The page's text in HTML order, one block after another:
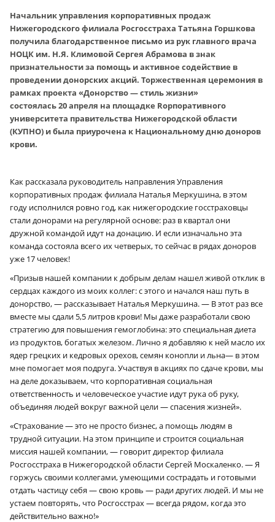
Начальник управления корпоративных продаж
Нижегородского филиала Росгосстраха Татьяна Горшкова
получила благодарственное письмо из рук главного врача
НОЦК им. Н.Я. Климовой Сергея Абрамова в знак
признательности за помощь и активное содействие в
проведении донорских акций. Торжественная церемония в
рамках проекта «Донорство — стиль жизни»
состоялась 20 апреля на площадке Rорпоративного
университета правительства Нижегородской области
(КУПНО) и была приурочена к Национальному дню доноров
крови.
Как рассказала руководитель направления Управления
корпоративных продаж филиала Наталья Меркушина, в этом
году исполнился ровно год, как нижегородские госстраховцы
стали донорами на регулярной основе: раз в квартал они
дружной командой идут на донацию. И если изначально эта
команда состояла всего их четверых, то сейчас в рядах доноров
уже 17 человек!
«Призыв нашей компании к добрым делам нашел живой отклик в
сердцах каждого из моих коллег: с этого и начался наш путь в
донорство, — рассказывает Наталья Меркушина. — В этот раз все
вместе мы сдали 5,5 литров крови! Мы даже разработали свою
стратегию для повышения гемоглобина: это специальная диета
из продуктов, богатых железом. Лично я добавляю к ней масло их
ядер грецких и кедровых орехов, семян конопли и льна— в этом
мне помогает моя подруга. Участвуя в акциях по сдаче крови, мы
на деле доказываем, что корпоративная социальная
ответственность и человеческое участие идут рука об руку,
объединяя людей вокруг важной цели — спасения жизней».
«Страхование — это не просто бизнес, а помощь людям в
трудной ситуации. На этом принципе и строится социальная
миссия нашей компании, — говорит директор филиала
Росгосстраха в Нижегородской области Сергей Москаленко. — Я
горжусь своими коллегами, умеющими сострадать и готовыми
отдать частицу себя — свою кровь — ради других людей. И мы не
устаем повторять, что Росгосстрах — всегда рядом, когда это
действительно важно!»